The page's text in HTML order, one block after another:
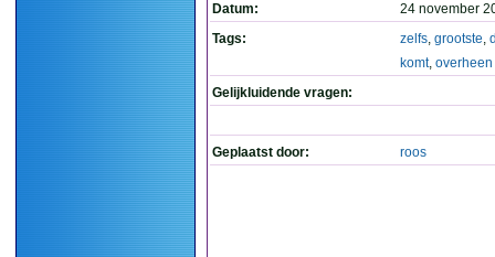
Datum:
24 november
Tags:
zelfs, grootste,
komt, overheen
Gelijkluidende vragen:
Geplaatst door: roos